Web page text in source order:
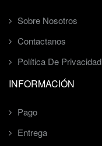
Sobre Nosotros
Contactanos
Política De Privacidad
INFORMACIÓN
Pago
Entrega